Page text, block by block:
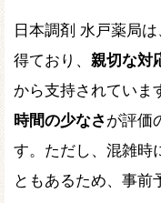
日本調剤 水戸薬局は
得ており、 親切な対
から支持されていま
時間の少なさが評価
す。ただし、混雑時
ともあるため、事前